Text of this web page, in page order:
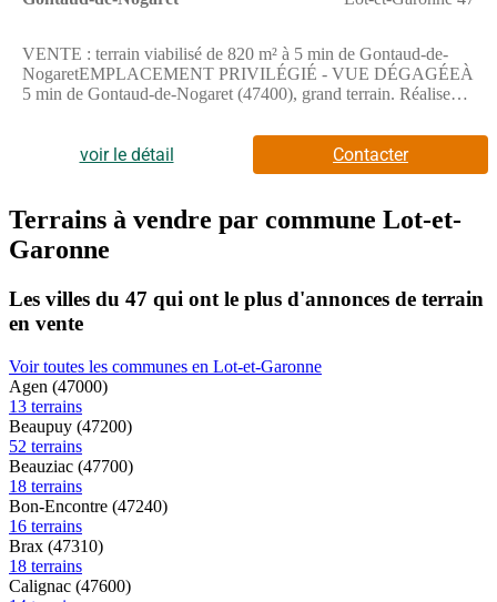
VENTE : terrain viabilisé de 820 m² à 5 min de Gontaud-de-
NogaretEMPLACEMENT PRIVILÉGIÉ - VUE DÉGAGÉEÀ
5 min de Gontaud-de-Nogaret (47400), grand terrain. Réalisez-y
profite d'une vue dégagée. Il se trouve dans un secteur
recherché. Des écoles maternelles et élémentaires y sont
implantées. Niveau transports, il y a la gare Tonneins à 10
quatre commerces, une boulangerie, une boucherie-charcuterie,
deux supérettes et un bureau de poste dans les environs.Ce
terrain est à vendre pour la somme de 18 083 €. Prenez contact
renseignement sur le terrain et étudier votre projet de
construction. Maisons de la Côte Atlantique Marmande vous
accompagne dans toutes vos démarches et dans tous vos projets
voir le détail Contacter
Terrains à vendre par commune Lot-et-
Garonne
Les villes du 47 qui ont le plus d'annonces de terrain
en vente
Voir toutes les communes en Lot-et-Garonne
Agen (47000)
13 terrains
Beaupuy (47200)
52 terrains
Beauziac (47700)
18 terrains
Bon-Encontre (47240)
16 terrains
Brax (47310)
18 terrains
Calignac (47600)